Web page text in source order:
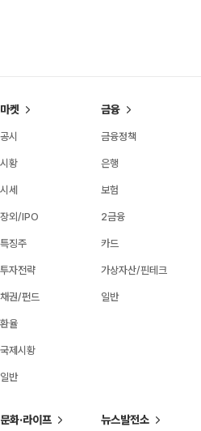
마켓
공시
시황
시세
장외/IPO
특징주
투자전략
채권/펀드
환율
국제시황
일반
금융
금융정책
은행
보험
2금융
카드
가상자산/핀테크
일반
문화·라이프 뉴스발전소